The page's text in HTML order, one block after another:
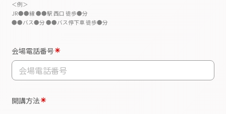
往復交通費と宿泊費の実費分は甲が負担する。
乙は1～5項までを計算し、甲への支払い分がある
場合には、開講月の翌月末日までに甲の指定する
金融機関口座へ振り込む。
は、開講月の翌月末日までに乙の指定する金融機